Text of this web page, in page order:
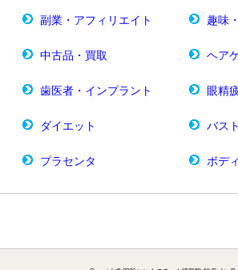
副業・アフィリエイト 趣味
中古品・買取 ヘア
歯医者・インプラント 眼精
ダイエット バス
プラセンタ ボデ